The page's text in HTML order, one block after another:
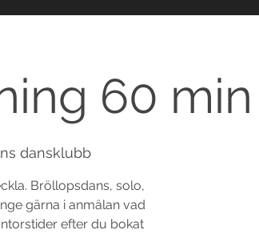
60 min
dansklubb
Bröllopsdans, solo,
gärna i anmälan vad
efter du bokat